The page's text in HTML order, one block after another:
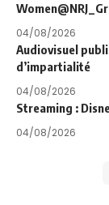
04/08/2026
Audiovisuel
d’impartialité
04/08/2026
Streaming :
04/08/2026